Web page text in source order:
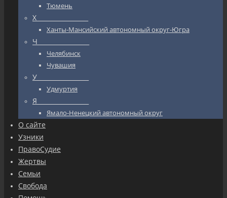
Тюмень
Х_________________
Ханты-Мансийский автономный округ-Югра
Ч_________________
Челябинск
Чувашия
У_________________
Удмуртия
Я_________________
Ямало-Ненецкий автономный округ
О сайте
Узники
ПравоСудие
Жертвы
Семьи
Свобода